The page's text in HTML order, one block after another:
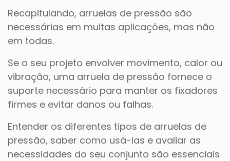
Recapitulando, arruelas de pressão são
necessárias em muitas aplicações, mas não
em todas.
Se o seu projeto envolver movimento, calor ou
vibração, uma arruela de pressão fornece o
suporte necessário para manter os fixadores
firmes e evitar danos ou falhas.
Entender os diferentes tipos de arruelas de
pressão, saber como usá-las e avaliar as
necessidades do seu conjunto são essenciais